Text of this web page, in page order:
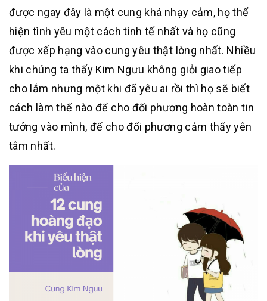
được ngay đây là một cung khá nhạy cảm, họ thể
hiện tình yêu một cách tinh tế nhất và họ cũng
được xếp hạng vào cung yêu thật lòng nhất. Nhiều
khi chúng ta thấy Kim Ngưu không giỏi giao tiếp
cho lắm nhưng một khi đã yêu ai rồi thì họ sẽ biết
cách làm thế nào để cho đối phương hoàn toàn tin
tưởng vào mình, để cho đối phương cảm thấy yên
tâm nhất.